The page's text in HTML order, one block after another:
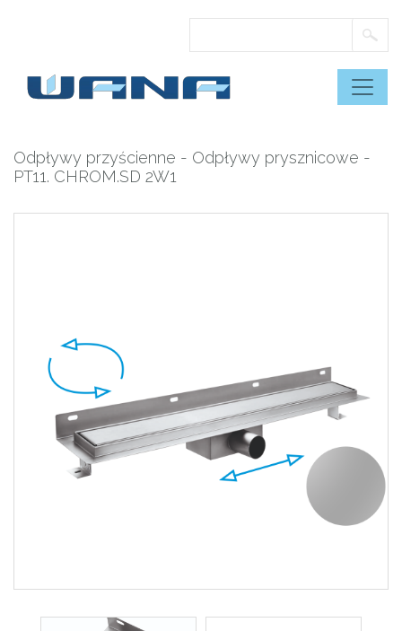
Odpływy przyścienne - Odpływy prysznicowe -
PT11. CHROM.SD 2W1